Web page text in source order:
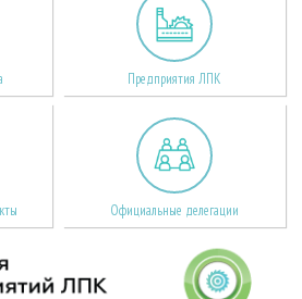
Предприятия ЛПК
Официальные делегации